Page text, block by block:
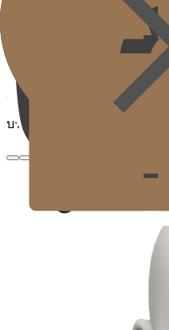
เส้นริ้วรอยกลางคอ
Horizontal Neck Lines
บรรเทาริ้วรอยแนวนอนที่อยู่